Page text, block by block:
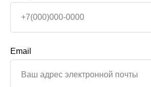
Email